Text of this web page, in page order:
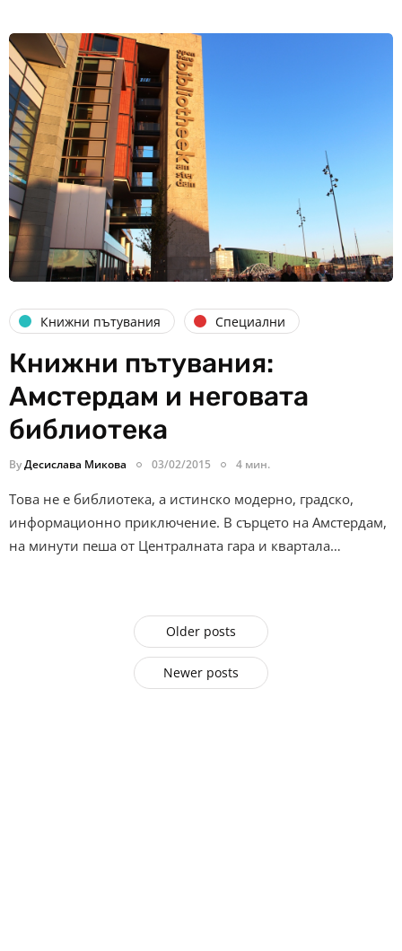
Книжни пътувания Специални
Книжни пътувания:
Амстердам и неговата
библиотека
ByДесислава Микова 03/02/2015 4 мин.
Това не е библиотека, а истинско модерно, градско,
информационно приключение. В сърцето на Амстердам,
на минути пеша от Централната гара и квартала…
Older posts
Newer posts